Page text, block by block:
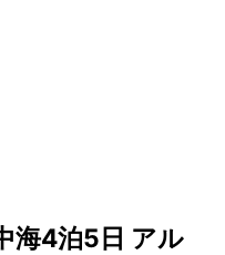
海4泊5日 アル